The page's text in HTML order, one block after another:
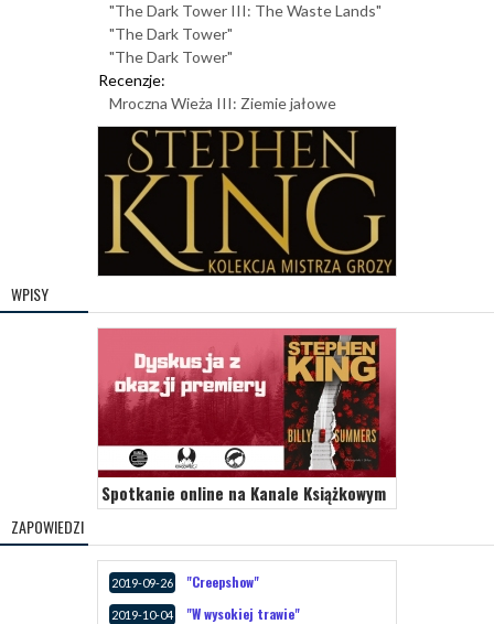
"The Dark Tower III: The Waste Lands"
"The Dark Tower"
"The Dark Tower"
Recenzje:
Mroczna Wieża III: Ziemie jałowe
WPISY
Spotkanie online na Kanale Książkowym
ZAPOWIEDZI
2019-09-26 "Creepshow"
2019-10-04 "W wysokiej trawie"